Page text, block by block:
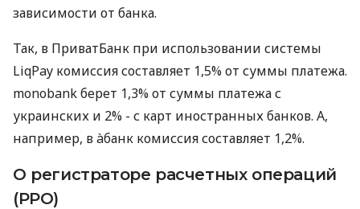
зависимости от банка.
Так, в ПриватБанк при использовании системы
LiqPay комиссия составляет 1,5% от суммы платежа.
monobank берет 1,3% от суммы платежа с
украинских и 2% - с карт иностранных банков. А,
например, в àбанк комиссия составляет 1,2%.
О регистраторе расчетных операций
(РРО)